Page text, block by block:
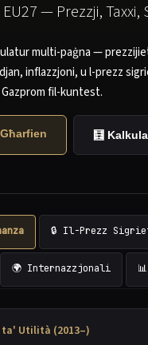
— Prezzji, Taxxi,
multi-paġna —
inflazzjoni, u l-prezz
Gazprom fil-kuntest.
🧮
🔒 Il-Prezz
🌍 Internazzjonali
Utilità (2013–)